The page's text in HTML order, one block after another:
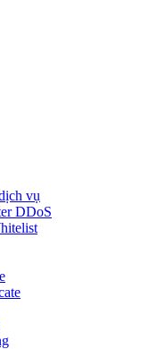
vụ
DDoS